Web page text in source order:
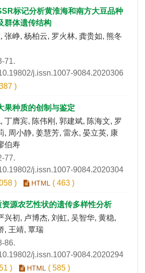
标记分析黄淮海和南方大豆品种
群体遗传结构
张峥, 杨柏云, 罗火林, 龚贵如, 熊冬
71.
j.issn.1007-9084.2020306
)
果种质的创制与鉴定
丁膺宾, 陈伟刚, 郭建斌, 陈海文, 罗
, 周小静, 姜慧芳, 雷永, 晏立英, 康
伯寿
77.
j.issn.1007-9084.2020304
) HTML ( 463 )
源农艺性状的遗传多样性分析
兴初, 卢博杰, 刘虹, 吴智华, 黄稳,
, 王靖, 覃瑞
86.
j.issn.1007-9084.2020294
) HTML ( 585 )